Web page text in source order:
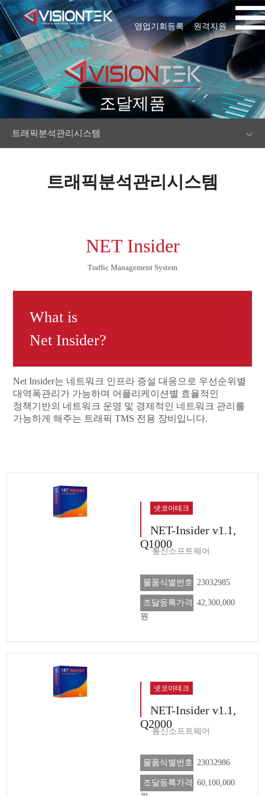
원격지원
영업기회등록
조달제품
트래픽분석관리시스템
트래픽분석관리시스템
NET Insider
Traffic Management System
What is
Net Insider?
Net Insider는 네트워크 인프라 증설 대응으로 우선순위별
대역폭관리가 가능하며 어플리케이션별 효율적인
정책기반의 네트워크 운영 및 경제적인 네트워크 관리를
가능하게 해주는 트래픽 TMS 전용 장비입니다.
넷코아테크
NET-Insider v1.1,
Q1000
통신소프트웨어
물품식별번호 23032985
조달등록가격 42,300,000
원
넷코아테크
NET-Insider v1.1,
Q2000
통신소프트웨어
물품식별번호 23032986
조달등록가격 60,100,000